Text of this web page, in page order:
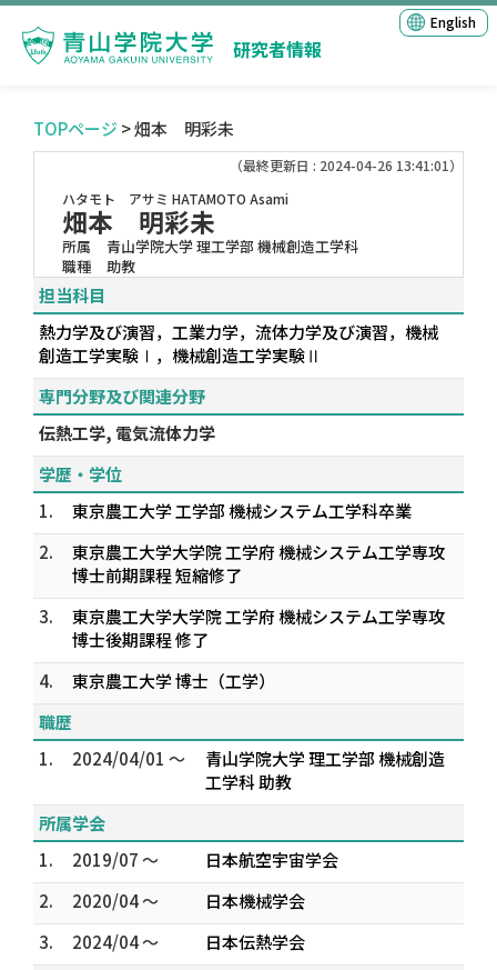
研究者情報
English
TOPページ > 畑本 明彩未
（最終更新日 : 2024-04-26 13:41:01）
ハタモト アサミ HATAMOTO Asami
畑本 明彩未
所属
青山学院大学 理工学部 機械創造工学科
職種
助教
担当科目
熱力学及び演習，工業力学，流体力学及び演習，機械
創造工学実験Ⅰ，機械創造工学実験Ⅱ
専門分野及び関連分野
伝熱工学, 電気流体力学
学歴・学位
1.
東京農工大学 工学部 機械システム工学科卒業
2.
東京農工大学大学院 工学府 機械システム工学専攻
博士前期課程 短縮修了
3.
東京農工大学大学院 工学府 機械システム工学専攻
博士後期課程 修了
4.
東京農工大学 博士（工学）
職歴
1.
2024/04/01 ～
青山学院大学 理工学部 機械創造
工学科 助教
所属学会
1.
2019/07 ～
日本航空宇宙学会
2.
2020/04 ～
日本機械学会
3.
2024/04 ～
日本伝熱学会